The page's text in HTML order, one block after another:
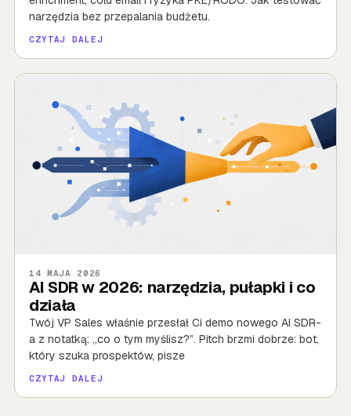
narzędzia bez przepalania budżetu.
CZYTAJ DALEJ
AI SDR w 2026: narzędzia, pułapki i co
działa
14 MAJA 2026
Twój VP Sales właśnie przesłał Ci demo nowego AI SDR-
a z notatką: „co o tym myślisz?”. Pitch brzmi dobrze: bot,
który szuka prospektów, pisze
CZYTAJ DALEJ